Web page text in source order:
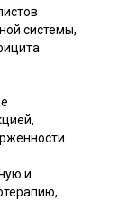
системы,
и